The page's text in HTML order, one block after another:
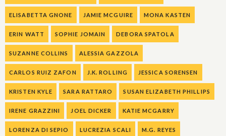
ELISABETTA GNONE JAMIE MCGUIRE MONA KASTEN
ERIN WATT SOPHIE JOMAIN DEBORA SPATOLA
SUZANNE COLLINS ALESSIA GAZZOLA
CARLOS RUIZ ZAFON J.K. ROLLING JESSICA SORENSEN
KRISTEN KYLE SARA RATTARO SUSAN ELIZABETH PHILLIPS
IRENE GRAZZINI JOEL DICKER KATIE MCGARRY
LORENZA DI SEPIO LUCREZIA SCALI M.G. REYES